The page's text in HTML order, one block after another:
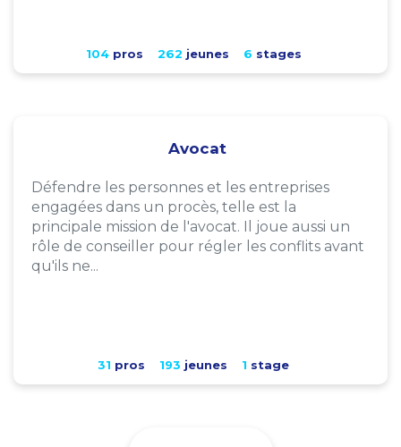
104pros 262 jeunes 6 stages
Avocat
Défendre les personnes et les entreprises
engagées dans un procès, telle est la
principale mission de l'avocat. Il joue aussi un
rôle de conseiller pour régler les conflits avant
qu'ils ne...
31 pros 193 jeunes 1 stage